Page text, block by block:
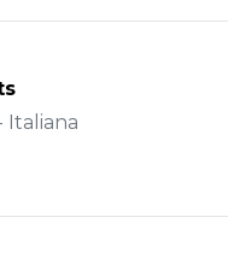
Italiana